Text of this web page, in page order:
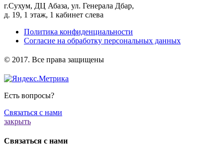
г.Сухум, ДЦ Абаза, ул. Генерала Дбар,
д. 19, 1 этаж, 1 кабинет слева
Политика конфиденциальности
Согласие на обработку персональных данных
️© 2017. Все права защищены
Есть вопросы?
Связаться с нами
закрыть
Связаться с нами